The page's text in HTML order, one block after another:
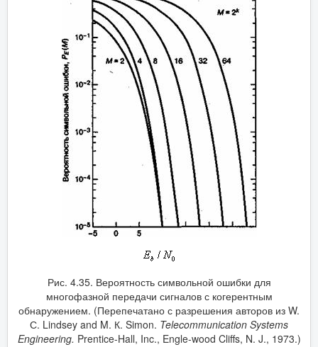
Рис. 4.35. Вероятность символьной ошибки для
многофазной передачи сигналов с когерентным
обнаружением. (Перепечатано с разрешения авторов из W.
С. Lindsey and M. К. Simon. Telecommunication Systems
Engineering. Prentice-Hall, Inc., Engle-wood Cliffs, N. J., 1973.)